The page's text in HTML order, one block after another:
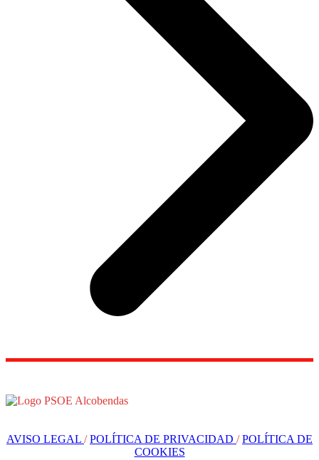
AVISO LEGAL /POLÍTICA DE PRIVACIDAD /POLÍTICA DE
COOKIES